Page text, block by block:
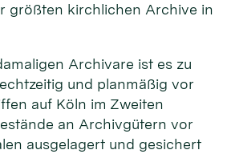
größten kirchlichen Archive in
Archivare ist es zu
und planmäßig vor
auf Köln im Zweiten
an Archivgütern vor
ausgelagert und gesichert